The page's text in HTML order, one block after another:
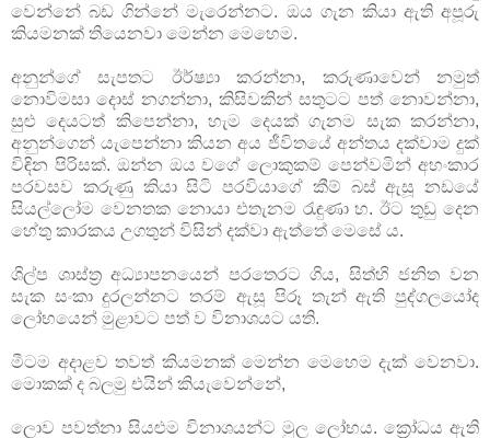
වෙන්නේ බඩ ගින්නේ මැරෙන්නට. ඔය ගැන කියා ඇති අපූරු
කියමනක් තියෙනවා මෙන්න මෙහෙම.
අනුන්ගේ සැපතට ඊර්ෂ්‍යා කරන්නා, කරුණාවෙන් නමුත්
නොවිමසා දොස් නගන්නා, කිසිවකින් සතුටට පත් නොවන්නා,
සුළු දෙයටත් කිපෙන්නා, හැම දෙයක් ගැනම සැක කරන්නා,
අනුන්ගෙන් යැපෙන්නා කියන අය ජීවිතයේ අන්තය දක්වාම දුක්
විඳින පිරිසක්. ඔන්න ඔය වගේ ලොකුකම් පෙන්වමින් අහංකාර
පරවසව කරුණු කියා සිටි පරවියාගේ කීම් බස් ඇසූ නඩයේ
සියල්ලෝම වෙනතක නොයා එතැනම රැඳුණා හ. ඊට තුඩු දෙන
හේතු කාරකය උගතුන් විසින් දක්වා ඇත්තේ මෙසේ ය.
ශිල්ප ශාස්ත්‍ර අධ්‍යාපනයෙන් පරතෙරට ගිය, සිත්හි ජනිත වන
සැක සංකා දුරලන්නට තරම් ඇසූ පිරූ තැන් ඇති පුද්ගලයෝද
ලෝභයෙන් මුළාවට පත් ව විනාශයට යති.
මීටම අදාළව තවත් කියමනක් මෙන්න මෙහෙම දැක් වෙනවා.
මොකක් ද බලමු එයින් කියැවෙන්නේ,
ලොව පවත්නා සියළුම විනාශයන්ට මුල ලෝභය. ක්‍රෝධය ඇති